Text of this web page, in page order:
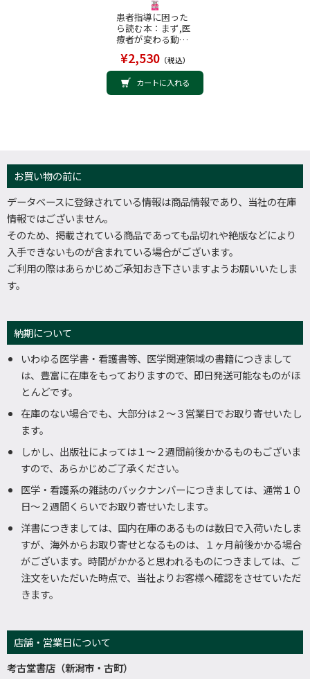
患者指導に困った
ら読む本：まず,医
療者が変わる動機
¥2,530（税込）
カートに入れる
お買い物の前に
データベースに登録されている情報は商品情報であり、当社の在庫
情報ではございません。
そのため、掲載されている商品であっても品切れや絶版などにより
入手できないものが含まれている場合がございます。
ご利用の際はあらかじめご承知おき下さいますようお願いいたしま
す。
納期について
いわゆる医学書・看護書等、医学関連領域の書籍につきまして
は、豊富に在庫をもっておりますので、即日発送可能なものがほ
とんどです。
在庫のない場合でも、大部分は２～３営業日でお取り寄せいたし
ます。
しかし、出版社によっては１～２週間前後かかるものもございま
すので、あらかじめご了承ください。
医学・看護系の雑誌のバックナンバーにつきましては、通常１０
日～２週間くらいでお取り寄せいたします。
洋書につきましては、国内在庫のあるものは数日で入荷いたしま
すが、海外からお取り寄せとなるものは、１ヶ月前後かかる場合
がございます。時間がかかると思われるものにつきましては、ご
注文をいただいた時点で、当社よりお客様へ確認をさせていただ
きます。
店舗・営業日について
考古堂書店（新潟市・古町）